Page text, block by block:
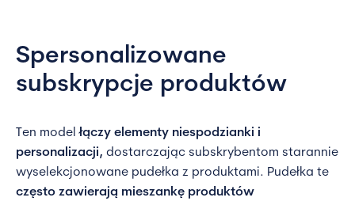
Spersonalizowane
subskrypcje produktów
Ten modelłączy elementy niespodzianki i
personalizacji, dostarczając subskrybentom starannie
wyselekcjonowane pudełka z produktami. Pudełka te
często zawierają mieszankę produktów